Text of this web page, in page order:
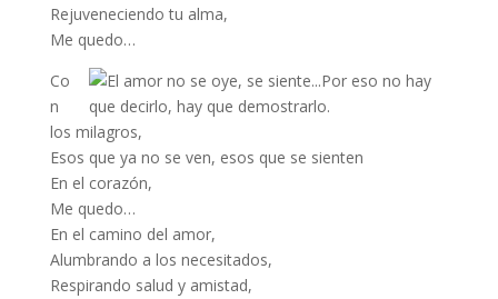
Rejuveneciendo tu alma,
Me quedo…
Co
n
los milagros,
Esos que ya no se ven, esos que se sienten
En el corazón,
Me quedo…
En el camino del amor,
Alumbrando a los necesitados,
Respirando salud y amistad,